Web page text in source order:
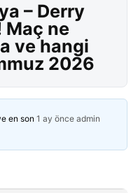
– Derry
Maç ne
ve hangi
2026
en son 1 ay önce admin